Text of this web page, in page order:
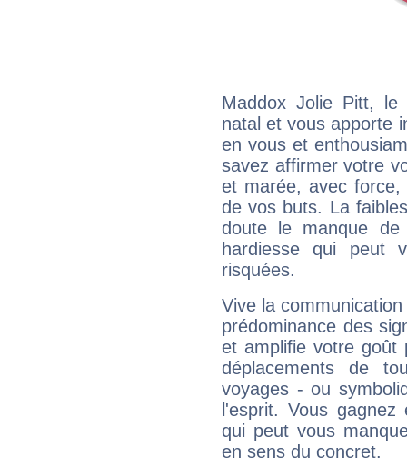
Maddox Jolie Pitt, le
natal et vous apporte
en vous et
savez affirmer votre
et marée, avec
de vos buts. La
doute le manque
hardiesse qui peut
risquées.
Vive la
prédominance des
et amplifie votre goût
déplacements de
voyages - ou
l'esprit. Vous
qui peut vous
en sens du concret.